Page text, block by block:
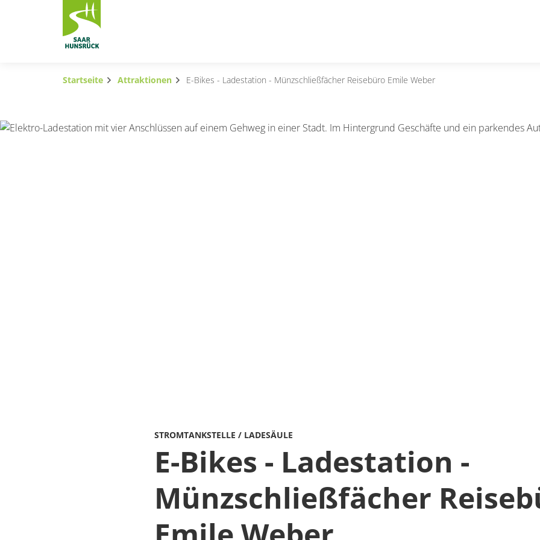
Zum Hauptinhalt springen
Startseite Attraktionen E-Bikes - Ladestation - Münzschließfächer Reisebüro Emile Weber
STROMTANKSTELLE / LADESÄULE
E-Bikes - Ladestation -
Münzschließfächer